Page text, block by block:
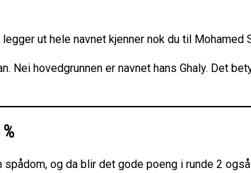
ut hele navnet kjenner nok du til Mohamed
hovedgrunnen er navnet hans Ghaly. Det
og da blir det gode poeng i runde 2 også.